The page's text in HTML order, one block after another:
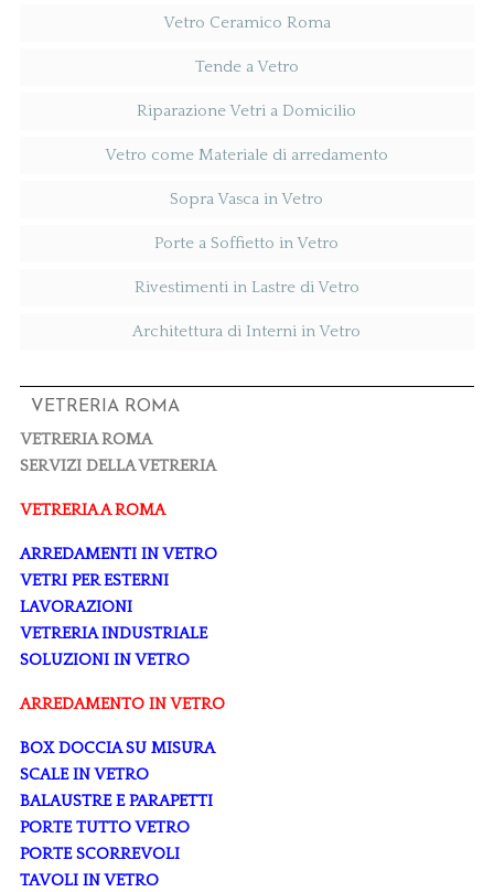
Vetro Ceramico Roma
Tende a Vetro
Riparazione Vetri a Domicilio
Vetro come Materiale di arredamento
Sopra Vasca in Vetro
Porte a Soffietto in Vetro
Rivestimenti in Lastre di Vetro
Architettura di Interni in Vetro
VETRERIA ROMA
VETRERIA ROMA
SERVIZI DELLA VETRERIA
VETRERIA A ROMA
ARREDAMENTI IN VETRO
VETRI PER ESTERNI
LAVORAZIONI
VETRERIA INDUSTRIALE
SOLUZIONI IN VETRO
ARREDAMENTO IN VETRO
BOX DOCCIA SU MISURA
SCALE IN VETRO
BALAUSTRE E PARAPETTI
PORTE TUTTO VETRO
PORTE SCORREVOLI
TAVOLI IN VETRO